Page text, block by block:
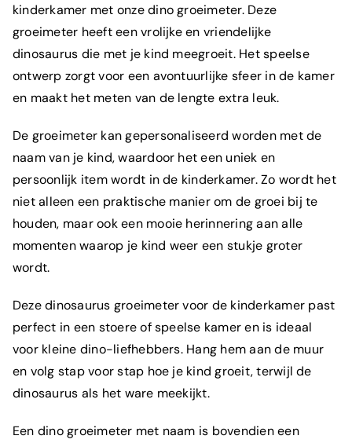
kinderkamer met onze dino groeimeter. Deze
groeimeter heeft een vrolijke en vriendelijke
dinosaurus die met je kind meegroeit. Het speelse
ontwerp zorgt voor een avontuurlijke sfeer in de kamer
en maakt het meten van de lengte extra leuk.
De groeimeter kan gepersonaliseerd worden met de
naam van je kind, waardoor het een uniek en
persoonlijk item wordt in de kinderkamer. Zo wordt het
niet alleen een praktische manier om de groei bij te
houden, maar ook een mooie herinnering aan alle
momenten waarop je kind weer een stukje groter
wordt.
Deze dinosaurus groeimeter voor de kinderkamer past
perfect in een stoere of speelse kamer en is ideaal
voor kleine dino-liefhebbers. Hang hem aan de muur
en volg stap voor stap hoe je kind groeit, terwijl de
dinosaurus als het ware meekijkt.
Een dino groeimeter met naam is bovendien een